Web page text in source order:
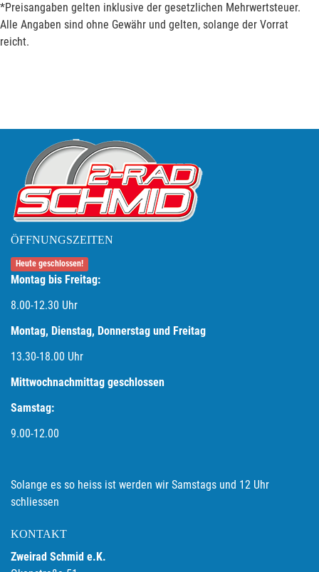
*Preisangaben gelten inklusive der gesetzlichen Mehrwertsteuer.
Alle Angaben sind ohne Gewähr und gelten, solange der Vorrat
reicht.
ÖFFNUNGSZEITEN
Heute geschlossen!
Montag bis Freitag:
8.00-12.30 Uhr
Montag, Dienstag, Donnerstag und Freitag
13.30-18.00 Uhr
Mittwochnachmittag geschlossen
Samstag:
9.00-12.00
Solange es so heiss ist werden wir Samstags und 12 Uhr
schliessen
KONTAKT
Zweirad Schmid e.K.